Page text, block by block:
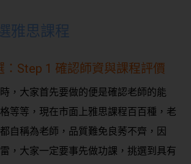
雅思課程
：Step 1 確認師資與課程評價
，大家首先要做的便是確認老師的能
等等，現在市面上雅思課程百百種，老
自稱為老師，品質難免良莠不齊，因
，大家一定要事先做功課，挑選到具有